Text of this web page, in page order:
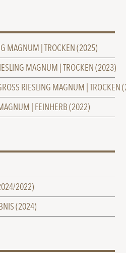
MAGNUM | TROCKEN (2025)
MAGNUM | TROCKEN (2023)
RIESLING MAGNUM | TROCKEN
| FEINHERB (2022)
2022)
(2024)